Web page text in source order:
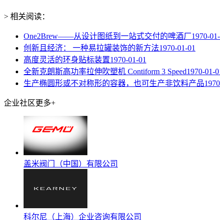
> 相关阅读：
One2Brew——从设计图纸到一站式交付的啤酒厂1970-
创新且经济： 一种易拉罐装饰的新方法1970-01-01
高度灵活的环身贴标装置1970-01-01
全新克朗斯高功率拉伸吹塑机 Contiform 3 Speed1970-01-
生产椭圆形或不对称形的容器，也可生产非饮料产品
企业社区更多+
盖米阀门（中国）有限公司
科尔尼（上海）企业咨询有限公司